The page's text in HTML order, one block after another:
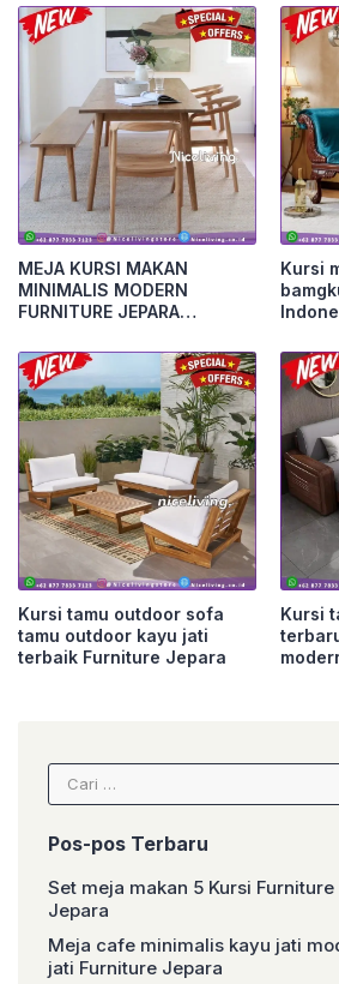
MEJA KURSI MAKAN
MINIMALIS MODERN
FURNITURE JEPARA
Kursi
Kursi tamu outdoor sofa
tamu outdoor kayu jati
terbaik Furniture Jepara
Kursi
Cari
untuk:
Pos-pos Terbaru
Set meja makan 5 Kursi
Jepara
Meja cafe minimalis kayu jati
jati Furniture Jepara